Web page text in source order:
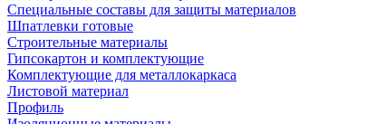
Специальные составы для защиты материалов
Шпатлевки готовые
Строительные материалы
Гипсокартон и комплектующие
Комплектующие для металлокаркаса
Листовой материал
Профиль